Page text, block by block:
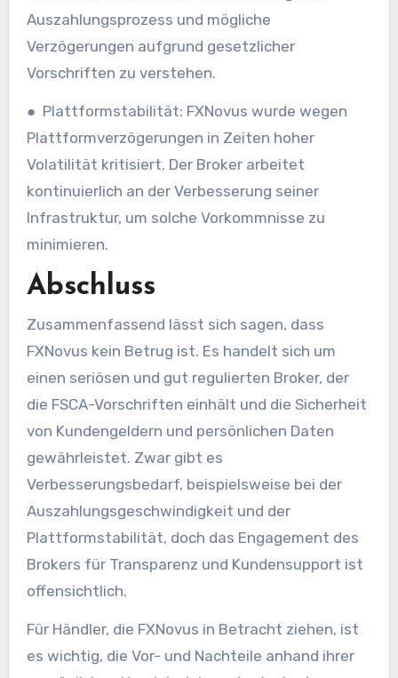
Auszahlungsprozess und mögliche
Verzögerungen aufgrund gesetzlicher
Vorschriften zu verstehen.
● Plattformstabilität: FXNovus wurde wegen
Plattformverzögerungen in Zeiten hoher
Volatilität kritisiert. Der Broker arbeitet
kontinuierlich an der Verbesserung seiner
Infrastruktur, um solche Vorkommnisse zu
minimieren.
Abschluss
Zusammenfassend lässt sich sagen, dass
FXNovus kein Betrug ist. Es handelt sich um
einen seriösen und gut regulierten Broker, der
die FSCA-Vorschriften einhält und die Sicherheit
von Kundengeldern und persönlichen Daten
gewährleistet. Zwar gibt es
Verbesserungsbedarf, beispielsweise bei der
Auszahlungsgeschwindigkeit und der
Plattformstabilität, doch das Engagement des
Brokers für Transparenz und Kundensupport ist
offensichtlich.
Für Händler, die FXNovus in Betracht ziehen, ist
es wichtig, die Vor- und Nachteile anhand ihrer